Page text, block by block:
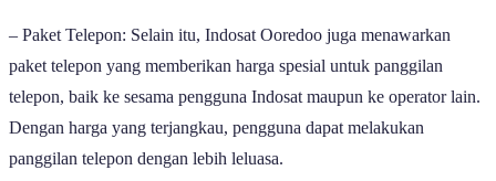
– Paket Telepon: Selain itu, Indosat Ooredoo juga menawarkan
paket telepon yang memberikan harga spesial untuk panggilan
telepon, baik ke sesama pengguna Indosat maupun ke operator lain.
Dengan harga yang terjangkau, pengguna dapat melakukan
panggilan telepon dengan lebih leluasa.